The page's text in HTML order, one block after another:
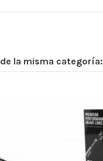
la misma categoría: